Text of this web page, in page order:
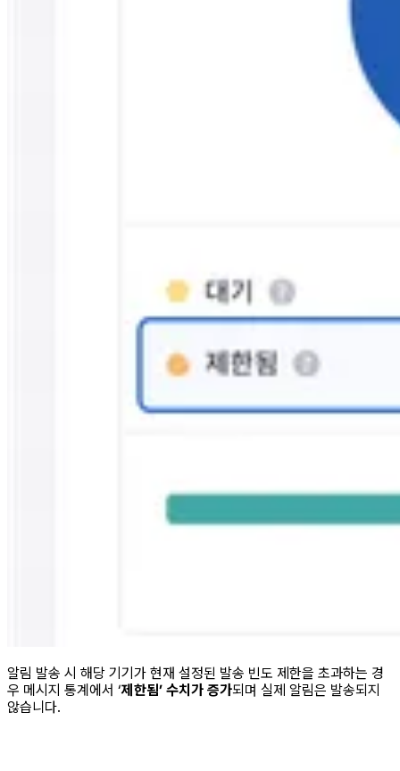
알림 발송 시 해당 기기가 현재 설정된 발송 빈도 제한을 초과하는 경
우 메시지 통계에서 ‘제한됨’ 수치가 증가되며 실제 알림은 발송되지
않습니다.